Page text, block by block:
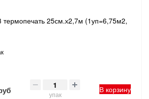
25см.х2,7м (1уп=6,75м2,
упак
В корзину